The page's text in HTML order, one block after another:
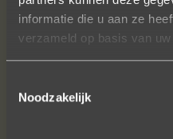
informatie die u aan ze
verzameld op basis van
Noodzakelijk
Frankrijk). De
vriendelijk, het
paar steentjes